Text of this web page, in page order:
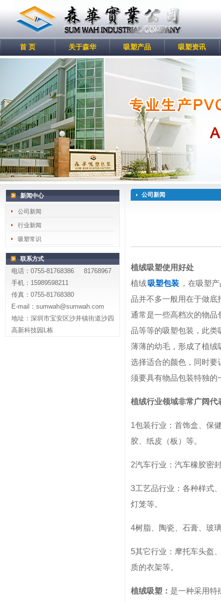
首 页 关于森华 吸塑产品 吸塑资讯
新闻中心
公司新闻
行业新闻
吸塑常识
联系方式
电话：0755-81768386 81768967
手机：15989598211
传真：0755-81768380
E-mail：sumwah@sumwah.com
地址：深圳市宝安区沙井镇街道沙四
高新科技园L栋
公司新闻
植绒吸塑使用好处
植绒 吸塑包装 ，在吸塑
品并不多一般用在于做底
通常是一些高档次的物品
品等等的吸塑包装，此类
薄薄的幼毛，形成了植绒
选择适合的颜色，同时要
须要具有物品包装特独的
植绒行业领域非常广阔代
1包装行业：首饰盒、保
胶、纸皮（板）等。
2汽车行业：汽车橡胶密
3工艺品行业：各种样式
灯笼等。
4树脂、陶瓷、石膏、玻
5其它行业：摩托车头盔
质的衣架等。
植绒吸塑： 是一种采用特